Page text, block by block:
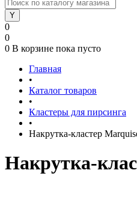
0
0
0 В корзине пока пусто
Главная
•
Каталог товаров
•
Кластеры для пирсинга
•
Накрутка-кластер
Накрутка-